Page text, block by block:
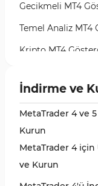
Gecikmeli MT4
Temel Analiz MT4
Kripto MT4
Emtia Piyasası
MetaTrader 4 için
Elliott Dalga
Giriş ve Çıkış
İndirme ve
MetaTrader 4 ve
Kurun
MetaTrader 4 için
ve Kurun